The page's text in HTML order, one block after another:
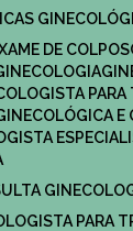
DE
GINECOLÓGICA
PARA